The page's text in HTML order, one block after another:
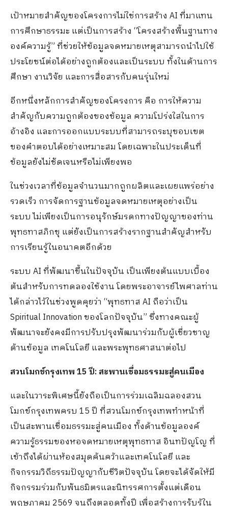
เป้าหมายสำคัญของโครงการไม่ใช่การสร้าง AI ที่มาแทน
การศึกษาธรรมะ แต่เป็นการสร้าง “โครงสร้างพื้นฐานทาง
องค์ความรู้” ที่ช่วยให้ข้อมูลจดหมายเหตุสามารถนำไปใช้
ประโยชน์ต่อได้อย่างถูกต้องและเป็นระบบ ทั้งในด้านการ
ศึกษา งานวิจัย และการสื่อสารกับคนรุ่นใหม่
อีกหนึ่งหลักการสำคัญของโครงการ คือ การให้ความ
สำคัญกับความถูกต้องของข้อมูล ความโปร่งใสในการ
อ้างอิง และการออกแบบระบบที่สามารถระบุขอบเขต
ของคำตอบได้อย่างเหมาะสม โดยเฉพาะในประเด็นที่
ข้อมูลยังไม่ชัดเจนหรือไม่เพียงพอ
ในช่วงเวลาที่ข้อมูลจำนวนมากถูกผลิตและเผยแพร่อย่าง
รวดเร็ว การจัดการฐานข้อมูลจดหมายเหตุอย่างเป็น
ระบบ ไม่เพียงเป็นการอนุรักษ์มรดกทางปัญญาของท่าน
พุทธทาสภิกขุ แต่ยังเป็นการสร้างรากฐานสำคัญสำหรับ
การเรียนรู้ในอนาคตอีกด้วย
ระบบ AI ที่พัฒนาขึ้นในปัจจุบัน เป็นเพียงต้นแบบเบื้อง
ต้นสำหรับการทดลองใช้งาน โดยพระอาจารย์ไพศาลท่าน
ได้กล่าวไว้ในช่วงพูดคุยว่า “พุทธทาส AI ถือว่าเป็น
Spiritual Innovation ของโลกปัจจุบัน” ซึ่งทางคณะผู้
พัฒนาจะยังคงมีการปรับปรุงพัฒนาร่วมกับผู้เชี่ยวชาญ
ด้านข้อมูล เทคโนโลยี และพระพุทธศาสนาต่อไป
สวนโมกข์กรุงเทพ 15 ปี: สะพานเชื่อมธรรมะสู่คนเมือง
และในวาระพิเศษนี้ยังถือเป็นการร่วมเฉลิมฉลองสวน
โมกข์กรุงเทพครบ 15 ปี ที่สวนโมกข์กรุงเทพทำหน้าที่
เป็นสะพานเชื่อมธรรมะสู่คนเมือง ทั้งด้านข้อมูลองค์
ความรู้ธรรมของหอจดหมายเหตุพุทธทาส อินทปัญโญ ที่
เข้าถึงได้ผ่านห้องสมุดค้นคว้าและเทคโนโลยี และ
กิจกรรมวิถีธรรมปัญญากับชีวิตปัจจุบัน โดยจะได้จัดให้มี
กิจกรรมร่วมกับพันธมิตรและนิทรรศการตั้งแต่เดือน